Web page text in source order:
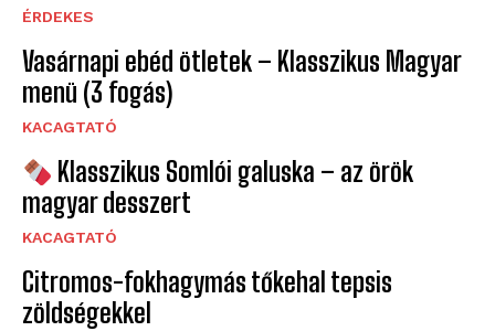
ÉRDEKES
Vasárnapi ebéd ötletek – Klasszikus Magyar
menü (3 fogás)
KACAGTATÓ
Klasszikus Somlói galuska – az örök
magyar desszert
KACAGTATÓ
Citromos-fokhagymás tőkehal tepsis
zöldségekkel